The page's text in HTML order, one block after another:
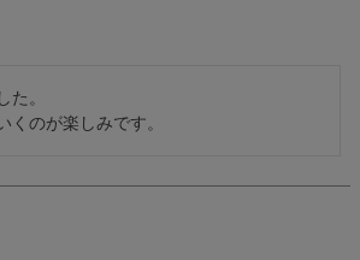
た。
くのが楽しみです。